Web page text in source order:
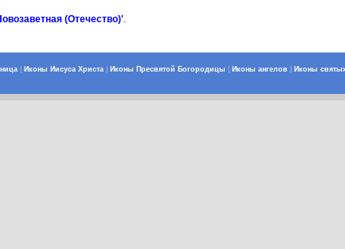
(Отечество)'.
Иконы Иисуса Христа Иконы Пресвятой Богородицы Иконы ангелов Иконы